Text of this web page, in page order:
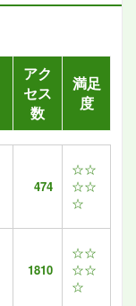
アク
セス
数
満足
度
474
☆☆
☆☆
☆
1810
☆☆
☆☆
☆